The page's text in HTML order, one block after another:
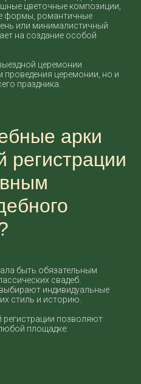
цветочные композиции,
формы, романтичные
или минималистичный
на создание особой
церемонии
проведения церемонии, но и
праздника.
арки
регистрации
быть обязательным
свадеб.
индивидуальные
стиль и историю.
регистрации позволяют
площадке: